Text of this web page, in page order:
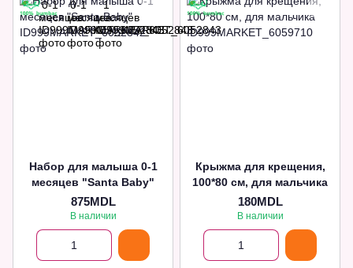
Набор для малыша 0-1
месяцев "Santa Baby"
875MDL
В наличии
Крыжма для крещения,
100*80 см, для мальчика
180MDL
В наличии